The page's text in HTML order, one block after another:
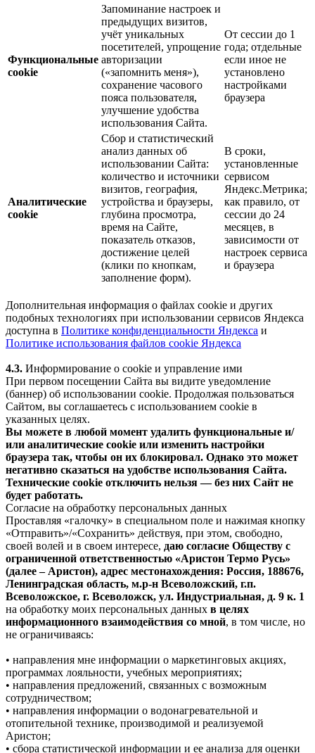
Функциональные
cookie
Запоминание настроек и
предыдущих визитов,
учёт уникальных
посетителей, упрощение
авторизации
(«запомнить меня»),
сохранение часового
пояса пользователя,
улучшение удобства
использования Сайта.
От сессии до 1
года; отдельные
если иное не
установлено
настройками
браузера
Аналитические
cookie
Сбор и статистический
анализ данных об
использовании Сайта:
количество и источники
визитов, география,
устройства и браузеры,
глубина просмотра,
время на Сайте,
показатель отказов,
достижение целей
(клики по кнопкам,
заполнение форм).
В сроки,
установленные
сервисом
Яндекс.Метрика;
как правило, от
сессии до 24
месяцев, в
зависимости от
настроек сервиса
и браузера
Дополнительная информация о файлах cookie и других
подобных технологиях при использовании сервисов Яндекса
доступна в Политике конфиденциальности Яндекса и
Политике использования файлов cookie Яндекса
4.3. Информирование о cookie и управление ими
При первом посещении Сайта вы видите уведомление
(баннер) об использовании cookie. Продолжая пользоваться
Сайтом, вы соглашаетесь с использованием cookie в
указанных целях.
Вы можете в любой момент удалить функциональные и/
или аналитические cookie или изменить настройки
браузера так, чтобы он их блокировал. Однако это может
негативно сказаться на удобстве использования Сайта.
Технические cookie отключить нельзя — без них Сайт не
будет работать.
Согласие на обработку персональных данных
Проставляя «галочку» в специальном поле и нажимая кнопку
«Отправить»/«Сохранить» действуя, при этом, свободно,
своей волей и в своем интересе, даю согласие Обществу с
ограниченной ответственностью «Аристон Термо Русь»
(далее – Аристон), адрес местонахождения: Россия, 188676,
Ленинградская область, м.р-н Всеволожский, г.п.
Всеволожское, г. Всеволожск, ул. Индустриальная, д. 9 к. 1
на обработку моих персональных данных в целях
информационного взаимодействия со мной, в том числе, но
не ограничиваясь:
• направления мне информации о маркетинговых акциях,
программах лояльности, учебных мероприятиях;
• направления предложений, связанных с возможным
сотрудничеством;
• направления информации о водонагревательной и
отопительной технике, производимой и реализуемой
Аристон;
• сбора статистической информации и ее анализа для оценки